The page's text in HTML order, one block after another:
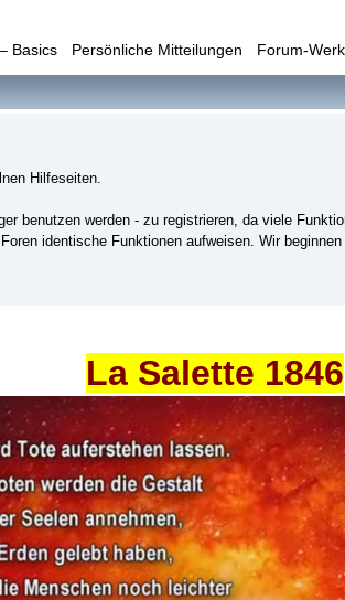
Basics Persönliche Mitteilungen Forum-
Hilfeseiten.
benutzen werden - zu registrieren, da viele
identische Funktionen aufweisen. Wir
La Salette 1846